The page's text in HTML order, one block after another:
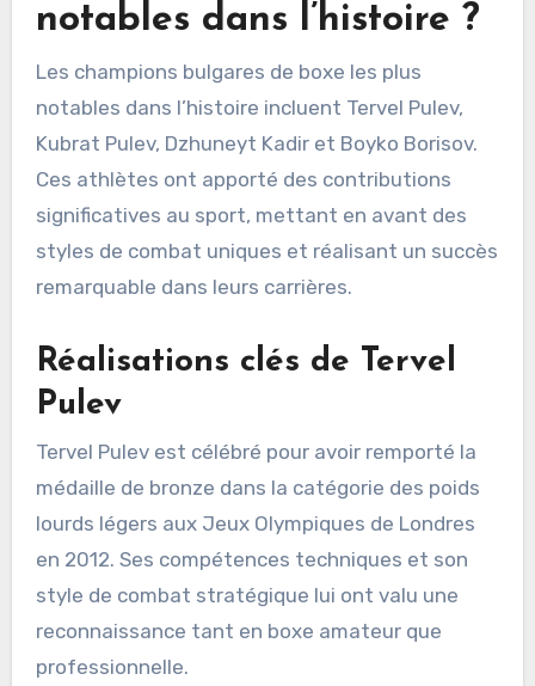
notables dans l’histoire ?
Les champions bulgares de boxe les plus
notables dans l’histoire incluent Tervel Pulev,
Kubrat Pulev, Dzhuneyt Kadir et Boyko Borisov.
Ces athlètes ont apporté des contributions
significatives au sport, mettant en avant des
styles de combat uniques et réalisant un succès
remarquable dans leurs carrières.
Réalisations clés de Tervel
Pulev
Tervel Pulev est célébré pour avoir remporté la
médaille de bronze dans la catégorie des poids
lourds légers aux Jeux Olympiques de Londres
en 2012. Ses compétences techniques et son
style de combat stratégique lui ont valu une
reconnaissance tant en boxe amateur que
professionnelle.